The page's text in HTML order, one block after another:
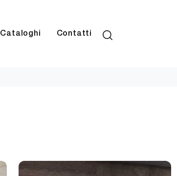
Cataloghi Contatti